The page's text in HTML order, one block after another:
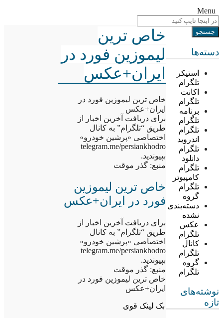
Menu
دسته‌ها
استیکر
تلگرام
اکانت
تلگرام
برنامه
تلگرام
تلگرام
اندروید
تلگرام
دانلود
تلگرام
کامپیوتر
تلگرام
گروه
دسته‌بندی
نشده
عکس
تلگرام
کانال
تلگرام
گروه
تلگرام
نوشته‌های
تازه
خاص ترین
لیموزین فورد در
ایران+عکس
خاص ترین لیموزین فورد در
ایران+عکس
برای دریافت آخرین اخبار از
طریق “تلگرام” به کانال
اختصاصی «پرشین خودرو»
telegram.me/persiankhodro
بپیوندید.
منبع: گذر موقت
خاص ترین لیموزین
فورد در ایران+عکس
برای دریافت آخرین اخبار از
طریق “تلگرام” به کانال
اختصاصی «پرشین خودرو»
telegram.me/persiankhodro
بپیوندید.
منبع: گذر موقت
خاص ترین لیموزین فورد در
ایران+عکس
بک لینک قوی